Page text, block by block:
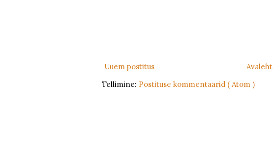
Uuem postitus
Avaleht
Tellimine: Postituse kommentaarid ( Atom )